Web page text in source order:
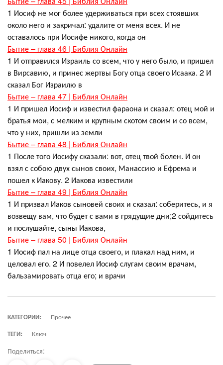
1 Иосиф не мог более удерживаться при всех стоявших
около него и закричал: удалите от меня всех. И не
оставалось при Иосифе никого, когда он
Бытие – глава 46 | Библия Онлайн
1 И отправился Израиль со всем, что у него было, и пришел
в Вирсавию, и принес жертвы Богу отца своего Исаака. 2 И
сказал Бог Израилю в
Бытие – глава 47 | Библия Онлайн
1 И пришел Иосиф и известил фараона и сказал: отец мой и
братья мои, с мелким и крупным скотом своим и со всем,
что у них, пришли из земли
Бытие – глава 48 | Библия Онлайн
1 После того Иосифу сказали: вот, отец твой болен. И он
взял с собою двух сынов своих, Манассию и Ефрема и
пошел к Иакову. 2 Иакова известили
Бытие – глава 49 | Библия Онлайн
1 И призвал Иаков сыновей своих и сказал: соберитесь, и я
возвещу вам, что будет с вами в грядущие дни;2 сойдитесь
и послушайте, сыны Иакова,
Бытие – глава 50 | Библия Онлайн
1 Иосиф пал на лице отца своего, и плакал над ним, и
целовал его. 2 И повелел Иосиф слугам своим врачам,
бальзамировать отца его; и врачи
КАТЕГОРИИ:
Прочее
ТЕГИ:
Ключ
Поделиться: